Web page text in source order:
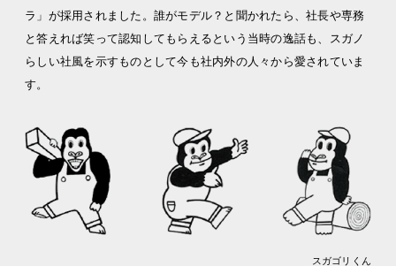
ラ」が採用されました。誰がモデル？と聞かれたら、社長や専務
と答えれば笑って認知してもらえるという当時の逸話も、スガノ
らしい社風を示すものとして今も社内外の人々から愛されていま
す。
スガゴリくん